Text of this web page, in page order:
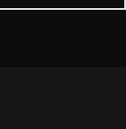
de lujo en
El
de